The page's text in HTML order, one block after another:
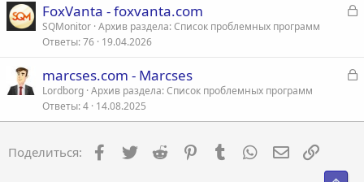
З
FoxVanta - foxvanta.com
SQMonitor Архив раздела: Список проблемных программ
Ответы 76 19.04.2026
З
р
marcses.com - Marcses
Lordborg Архив раздела: Список проблемных программ
Ответы 4 14.08.2025
Поделиться: Facebook
Twitter Reddit PinterestTumblr WhatsApp